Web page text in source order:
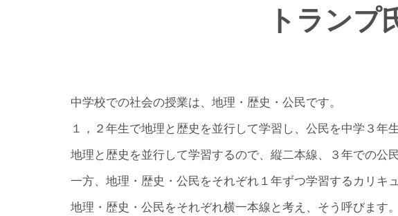
トランプ
中学校での社会の授業は、地理・歴史・公民です。
１，２年生で地理と歴史を並行して学習し、公民を中学３年
地理と歴史を並行して学習するので、縦二本線、３年での公
一方、地理・歴史・公民をそれぞれ１年ずつ学習するカリキ
地理・歴史・公民をそれぞれ横一本線と考え、そう呼びます。